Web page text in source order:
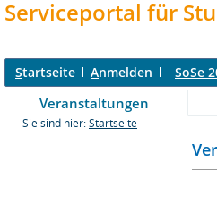
Serviceportal für
Startseite Anmelden SoSe
Veranstaltungen
Sie sind hier: Startseite